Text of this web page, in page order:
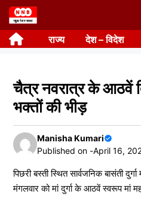
Skip
to
content राज्य देश – विदेश
चैत्र नवरात्र के आठवें
भक्तों की भीड़
Manisha Kumari
Published on -April 16,
पिछरी बस्ती स्थित सार्वजनिक बासंती
मंगलवार को मां दुर्गा के आठवें स्वरूप मां